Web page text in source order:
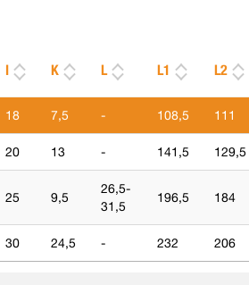
I K L L1 L2
18 7,5 - 108,5 111
20 13 - 141,5 129,5
25 9,5
26,5-
31,5
196,5 184
30 24,5 - 232 206